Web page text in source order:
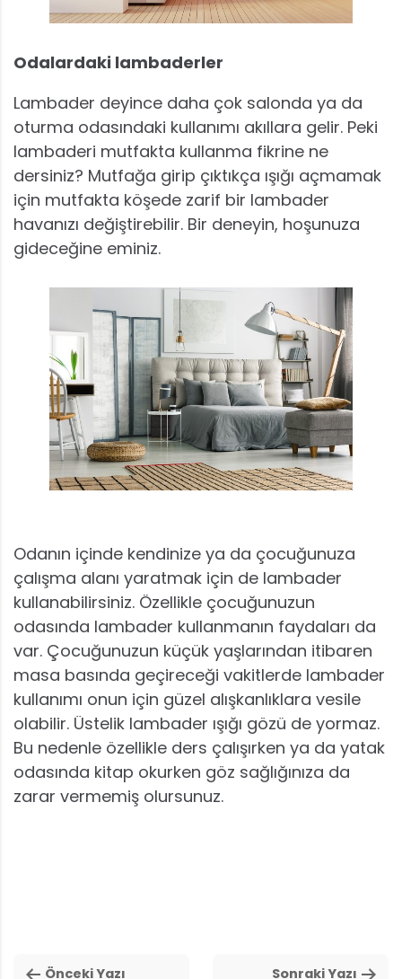
Odalardaki lambaderler
Lambader deyince daha çok salonda ya da
oturma odasındaki kullanımı akıllara gelir. Peki
lambaderi mutfakta kullanma fikrine ne
dersiniz? Mutfağa girip çıktıkça ışığı açmamak
için mutfakta köşede zarif bir lambader
havanızı değiştirebilir. Bir deneyin, hoşunuza
gideceğine eminiz.
Odanın içinde kendinize ya da çocuğunuza
çalışma alanı yaratmak için de lambader
kullanabilirsiniz. Özellikle çocuğunuzun
odasında lambader kullanmanın faydaları da
var. Çocuğunuzun küçük yaşlarından itibaren
masa basında geçireceği vakitlerde lambader
kullanımı onun için güzel alışkanlıklara vesile
olabilir. Üstelik lambader ışığı gözü de yormaz.
Bu nedenle özellikle ders çalışırken ya da yatak
odasında kitap okurken göz sağlığınıza da
zarar vermemiş olursunuz.
Önceki Yazı Sonraki Yazı